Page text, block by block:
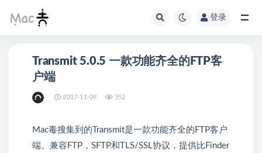
登录
Transmit 5.0.5 一款功能齐全的FTP客
户端
2017-11-09 352
Mac毒搜集到的Transmit是一款功能齐全的FTP客户
端。兼容FTP，SFTP和TLS/SSL协议，提供比Finder